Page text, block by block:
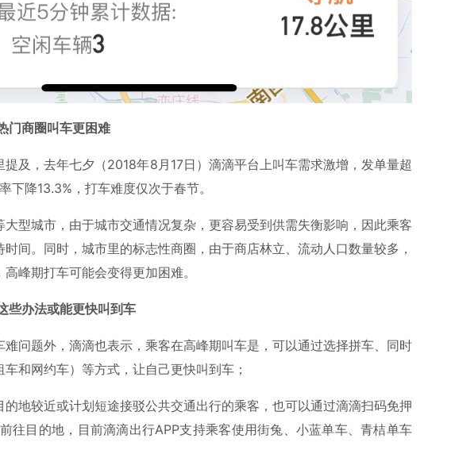
门商圈叫车更困难
及，去年七夕（2018年8月17日）滴滴平台上叫车需求激增，发单量超
下降13.3%，打车难度仅次于春节。
型城市，由于城市交通情况复杂，更容易受到供需失衡影响，因此乘客
间。同时，城市里的标志性商圈，由于商店林立、流动人口数量较多，
峰期打车可能会变得更加困难。
些办法或能更快叫到车
难问题外，滴滴也表示，乘客在高峰期叫车是，可以通过选择拼车、同时
和网约车）等方式，让自己更快叫到车；
的地较近或计划短途接驳公共交通出行的乘客，也可以通过滴滴扫码免押
往目的地，目前滴滴出行APP支持乘客使用街兔、小蓝单车、青桔单车